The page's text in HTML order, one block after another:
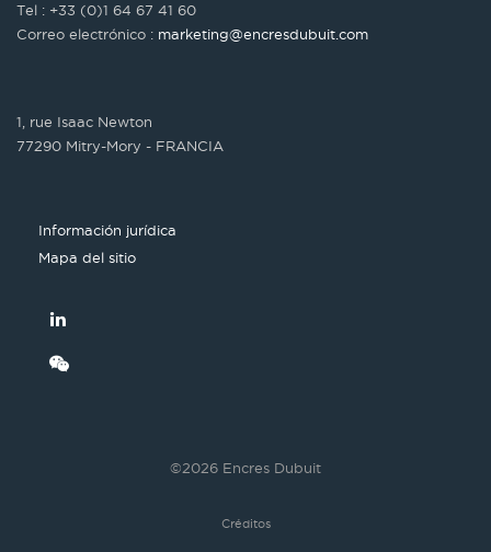
Tel : +33 (0)1 64 67 41 60
Correo electrónico : marketing@encresdubuit.com
1, rue Isaac Newton
77290 Mitry-Mory - FRANCIA
Información jurídica
Mapa del sitio
©2026 Encres Dubuit
Créditos